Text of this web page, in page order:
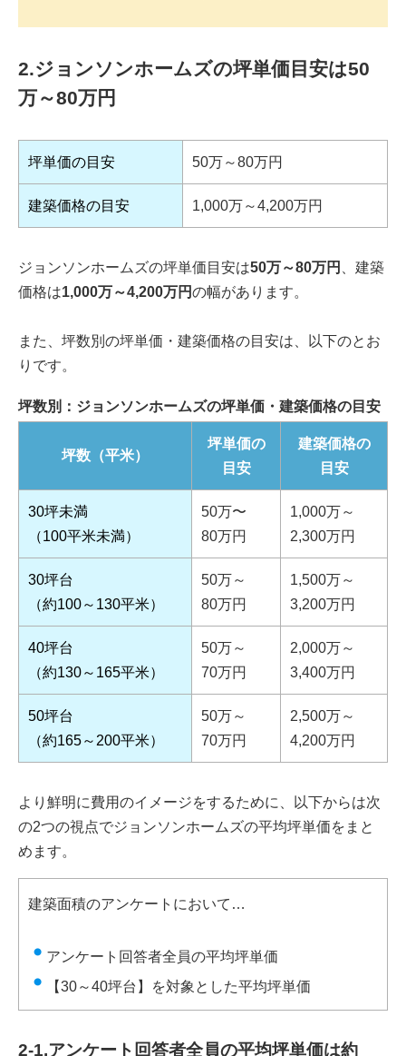
2.ジョンソンホームズの坪単価目安は50
万～80万円
坪単価の目安 50万～80万円
建築価格の目安 1,000万～4,200万円
ジョンソンホームズの坪単価目安は50万～80万円
、建築
価格は1,000万～4,200万円の幅があります。
また、坪数別の坪単価・建築価格の目安は、以下のとお
りです。
坪数別：ジョンソンホームズの坪単価・建築価格の目安
坪数（平米）
坪単価の
目安
建築価格の
目安
30坪未満
（100平米未満）
50万〜
80万円
1,000万～
2,300万円
30坪台
（約100～130平米）
50万～
80万円
1,500万～
3,200万円
40坪台
（約130～165平米）
50万～
70万円
2,000万～
3,400万円
50坪台
（約165～200平米）
50万～
70万円
2,500万～
4,200万円
より鮮明に費用のイメージをするために、以下からは次
の2つの視点でジョンソンホームズの平均坪単価をまと
めます。
建築面積のアンケートにおいて…
アンケート回答者全員の平均坪単価
【30～40坪台】を対象とした平均坪単価
2-1.アンケート回答者全員の平均坪単価は約